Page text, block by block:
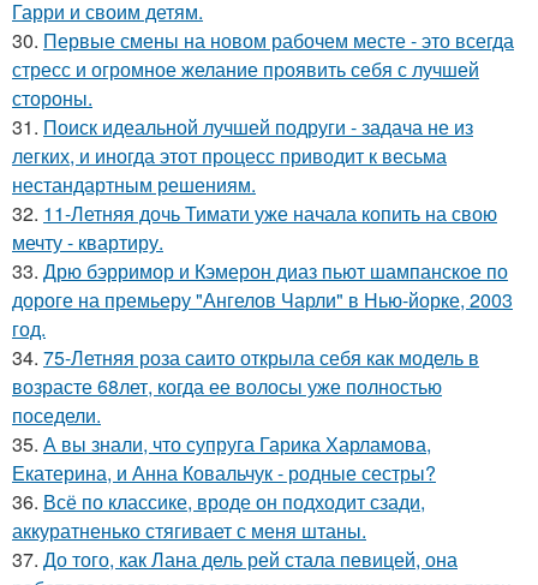
Гарри и своим детям.
30. Первые смены на новом рабочем месте - это всегда
стресс и огромное желание проявить себя с лучшей
стороны.
31. Поиск идеальной лучшей подруги - задача не из
легких, и иногда этот процесс приводит к весьма
нестандартным решениям.
32. 11-Летняя дочь Тимати уже начала копить на свою
мечту - квартиру.
33. Дрю бэрримор и Кэмерон диаз пьют шампанское по
дороге на премьеру "Ангелов Чарли" в Нью-йорке, 2003
год.
34. 75-Летняя роза саито открыла себя как модель в
возрасте 68лет, когда ее волосы уже полностью
поседели.
35. А вы знали, что супруга Гарика Харламова,
Екатерина, и Анна Ковальчук - родные сестры?
36. Всё по классике, вроде он подходит сзади,
аккуратненько стягивает с меня штаны.
37. До того, как Лана дель рей стала певицей, она